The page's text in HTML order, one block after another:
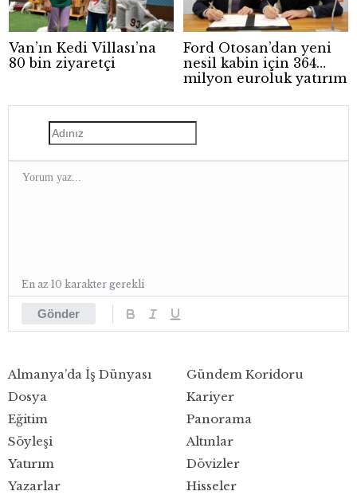
Van’ın Kedi Villası’na
80 bin ziyaretçi
Ford Otosan’dan yeni
nesil kabin için 364
milyon euroluk yatırım
Gönder
En az 10 karakter gerekli
Almanya’da İş Dünyası
Dosya
Eğitim
Gündem Koridoru
Kariyer
Panorama
Söyleşi
Yatırım
Yazarlar
Altınlar
Dövizler
Hisseler